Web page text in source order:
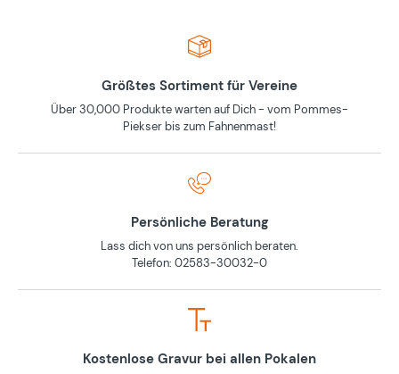
Größtes Sortiment für Vereine
Über 30,000 Produkte warten auf Dich - vom Pommes-
Piekser bis zum Fahnenmast!
Persönliche Beratung
Lass dich von uns persönlich beraten.
Telefon: 02583-30032-0
Kostenlose Gravur bei allen Pokalen